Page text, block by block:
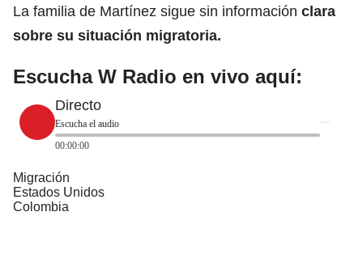
La familia de Martínez sigue sin información clara
sobre su situación migratoria.
Escucha W Radio en vivo aquí:
Directo
Escucha el audio
00:00:00
Migración
Estados Unidos
Colombia